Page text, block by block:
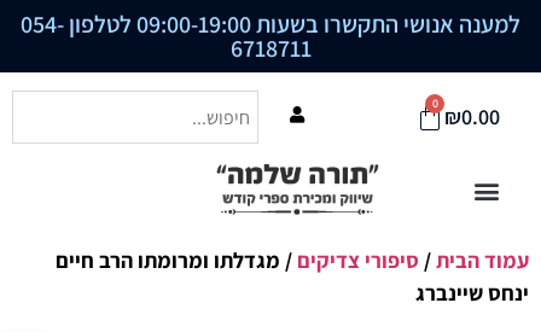
למענה אנושי התקשרו בשעות 09:00-19:00 לטלפון 054-
6718711
₪0.00
0
עמוד הבית/ סיפורי צדיקים / מגדלתו ומרומתו הרב חיים
ינחס שיינברג